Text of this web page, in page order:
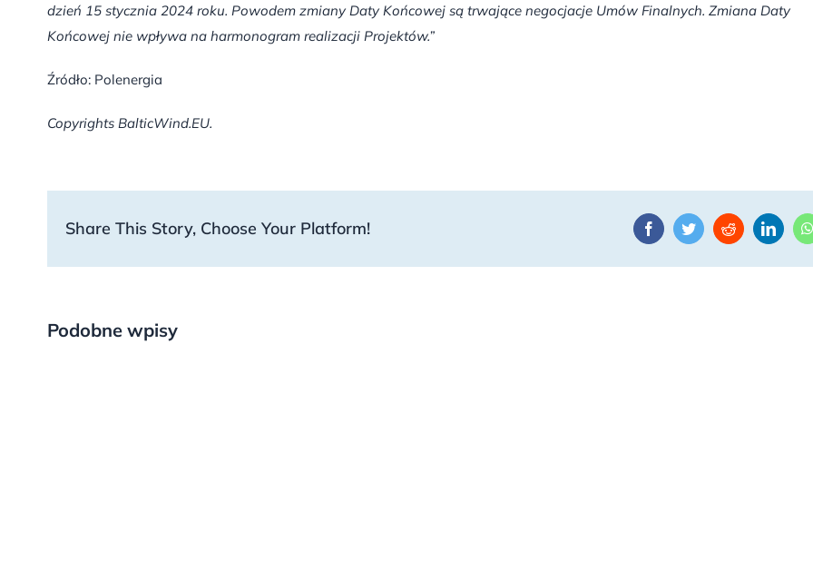
dzień 15 stycznia 2024 roku. Powodem zmiany Daty Końcowej są trwające negocjacje Umów Finalnych. Zmiana Daty
Końcowej nie wpływa na harmonogram realizacji Projektów.”
Źródło: Polenergia
Copyrights BalticWind.EU.
Share This Story, Choose Your Platform! FacebookTwitterReddit
Podobne wpisy